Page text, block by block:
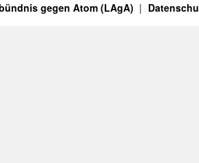
gegen Atom (LAgA)